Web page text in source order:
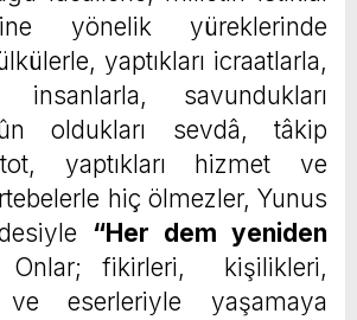
yönelik yüreklerinde
yaptıkları icraatlarla,
insanlarla, savundukları
oldukları sevdâ, tâkip
yaptıkları hizmet ve
hiç ölmezler, Yunus
“Her dem yeniden
fikirleri, kişilikleri,
ve eserleriyle yaşamaya